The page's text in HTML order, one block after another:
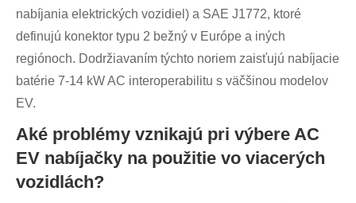
nabíjania elektrických vozidiel) a SAE J1772, ktoré
definujú konektor typu 2 bežný v Európe a iných
regiónoch. Dodržiavaním týchto noriem zaisťujú nabíjacie
batérie 7-14 kW AC interoperabilitu s väčšinou modelov
EV.
Aké problémy vznikajú pri výbere AC
EV nabíjačky na použitie vo viacerých
vozidlách?